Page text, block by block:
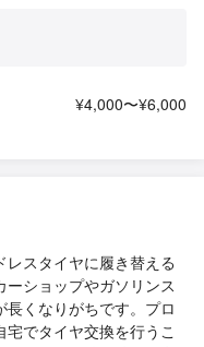
¥4,000〜¥6,000
スタイヤに履き替える
ショップやガソリンス
くなりがちです。プロ
でタイヤ交換を行うこ